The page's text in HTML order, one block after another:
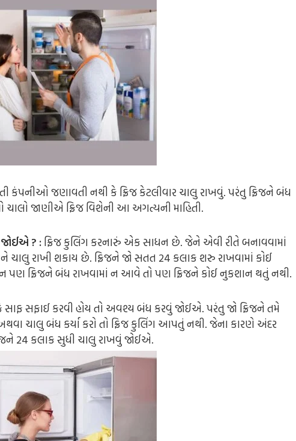
કંપનીઓ જણાવતી નથી કે ફ્રિજ કેટલીવાર ચાલુ રાખવું. પરંતુ ફ્રિજને બંધ
ચાલો જાણીએ ફ્રિજ વિશેની આ અગત્યની માહિતી.
? :ફ્રિજ કુલિંગ કરનારું એક સાધન છે. જેને એવી રીતે બનાવવામાં
રાખી શકાય છે. ફ્રિજને જો સતત 24 કલાક શરુ રાખવામાં કોઈ
પણ ફ્રિજને બંધ રાખવામાં ન આવે તો પણ ફ્રિજને કોઈ નુકશાન થતું નથી.
સાફ સફાઈ કરવી હોય તો અવશ્ય બંધ કરવું જોઈએ. પરંતુ જો ફ્રિજને તમે
ચાલુ બંધ કર્યા કરો તો ફ્રિજ કુલિંગ આપતું નથી. જેના કારણે અંદર
24 કલાક સુધી ચાલુ રાખવું જોઈએ.